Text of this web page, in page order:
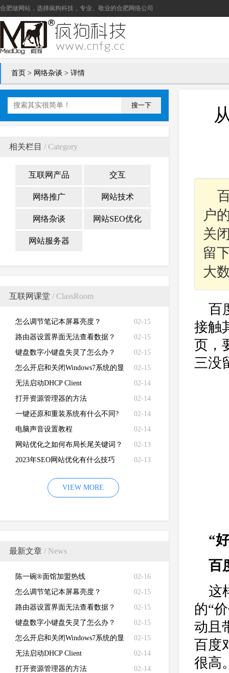
合肥做网站 ，选择疯狗科技，专业、敬业的合肥网络公司
首页 > 网络杂谈 > 详情
搜一下
相关栏目 / Category
互联网产品 交互
网络推广 网站技术
网络杂谈 网站SEO优化
网站服务器
互联网课堂 / ClassRoom
02-15
怎么调节笔记本屏幕亮度？
02-15
路由器设置界面无法查看数据？
02-15
键盘数字小键盘失灵了怎么办？
02-15
怎么开启和关闭Windows7系统的显
卡硬件加速功能
02-14
无法启动DHCP Client
02-14
打开资源管理器的方法
02-14
一键还原和重装系统有什么不同?
02-14
电脑声音设置教程
02-13
网站优化之如何布局长尾关键词？
02-13
2023年SEO网站优化有什么技巧
VIEW MORE
最新文章 / News
02-16
陈一碗®面馆加盟热线
02-15
怎么调节笔记本屏幕亮度？
02-15
路由器设置界面无法查看数据？
02-15
键盘数字小键盘失灵了怎么办？
02-15
怎么开启和关闭Windows7系统的显
卡硬件加速功能
02-14
无法启动DHCP Client
02-14
打开资源管理器的方法
户
关
留
大
百
接触
页，
三没
“
百
这
的“
动且
百度
很高